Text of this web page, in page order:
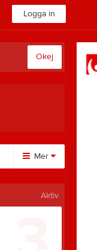
Logga in
Okej
Mer
Aktiv